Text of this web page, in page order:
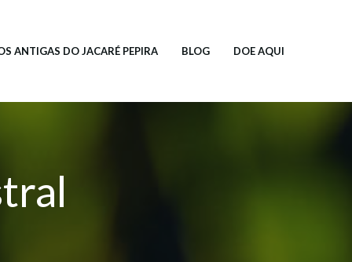
ANTIGAS DO JACARÉ PEPIRA BLOG DOE AQUI